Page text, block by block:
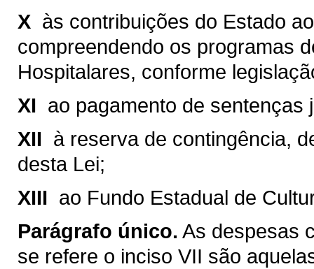
X  às contribuições do Estado
compreendendo os programas
Hospitalares, conforme
XI  ao pagamento de sentenças
XII  à reserva de contingência,
desta Lei;
XIII  ao Fundo Estadual de
Parágrafo único. As despesas
se refere o inciso VII são